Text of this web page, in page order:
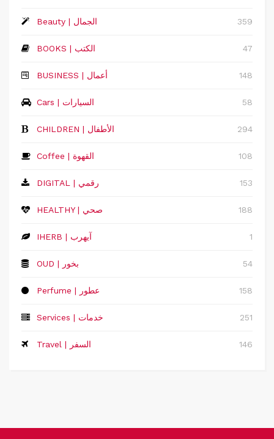
Beauty | الجمال 359
BOOKS | الكتب 47
‏BUSINESS | أعمال 148
Cars | السيارات 58
CHILDREN | الأطفال 294
Coffee | القهوة 108
DIGITAL | رقمي 153
HEALTHY | صحي 188
IHERB | آيهرب 1
OUD | بخور 54
Perfume | عطور 158
Services | خدمات 251
Travel | السفر 146